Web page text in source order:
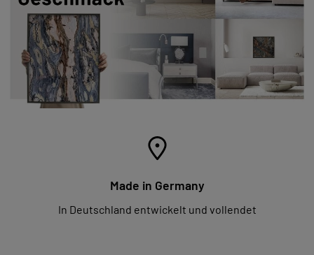
Made in Germany
In Deutschland entwickelt und vollendet